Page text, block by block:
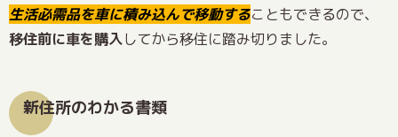
生活必需品を車に積み込んで移動することもできるので、
移住前に車を購入してから移住に踏み切りました。
新住所のわかる書類